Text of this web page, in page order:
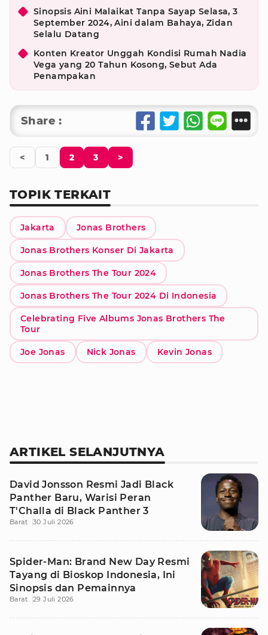
Sinopsis Aini Malaikat Tanpa Sayap Selasa, 3
September 2024, Aini dalam Bahaya, Zidan
Selalu Datang
Konten Kreator Unggah Kondisi Rumah Nadia
Vega yang 20 Tahun Kosong, Sebut Ada
Penampakan
Share :
< 1 2 3 >
TOPIK TERKAIT
Jakarta Jonas Brothers
Jonas Brothers Konser Di Jakarta
Jonas Brothers The Tour 2024
Jonas Brothers The Tour 2024 Di Indonesia
Celebrating Five Albums Jonas Brothers The
Tour
Joe Jonas Nick Jonas Kevin Jonas
ARTIKEL SELANJUTNYA
David Jonsson Resmi Jadi Black
Panther Baru, Warisi Peran
T'Challa di Black Panther 3
Barat 30 Juli 2026
Spider-Man: Brand New Day Resmi
Tayang di Bioskop Indonesia, Ini
Sinopsis dan Pemainnya
Barat 29 Juli 2026